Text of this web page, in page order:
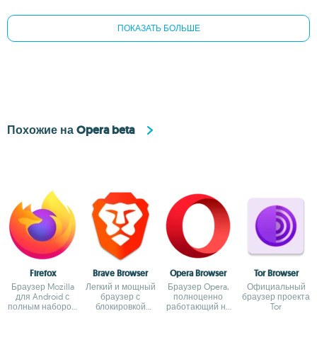
ПОКАЗАТЬ БОЛЬШЕ
Похожие на Opera beta
Firefox
Браузер Mozilla
для Android с
полным набором
Brave Browser
Легкий и мощный
браузер с
блокировкой
Opera Browser
Браузер Opera,
полноценно
работающий на
Tor Browser
Официальный
браузер проекта
Tor